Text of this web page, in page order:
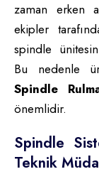
zaman erken
ekipler
spindle
Bu nedenle
Spindle
önemlidir.
Spindle
Teknik